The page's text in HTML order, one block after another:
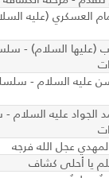
دور الإمام العسكري (عليه
(عليها السلام) -
عليه السلام -
الجواد عليه السلام
عجل الله فرجه
يا أحلى كشاف